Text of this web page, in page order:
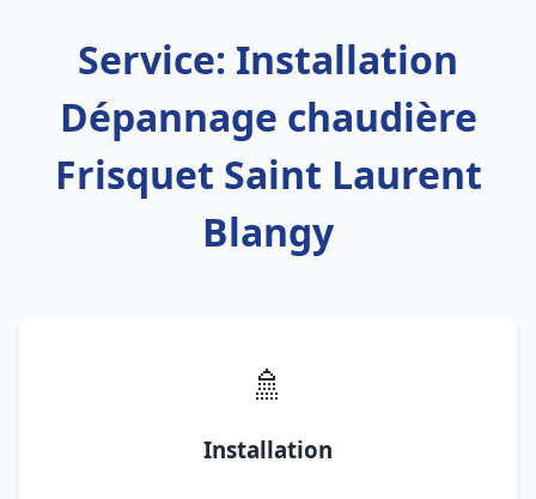
Service: Installation
Dépannage chaudière
Frisquet Saint Laurent
Blangy
🚿
Installation